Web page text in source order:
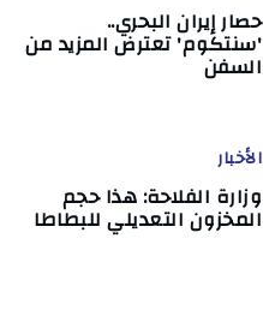
حصار إيران البحري..
'سنتكوم' تعترض المزيد من
السفن
الأخبار
وزارة الفلاحة: هذا حجم
المخزون التعديلي للبطاطا